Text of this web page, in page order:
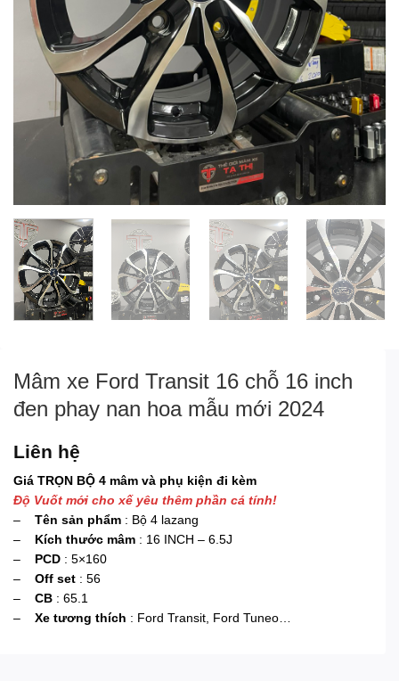
Mâm xe Ford Transit 16 chỗ 16 inch
đen phay nan hoa mẫu mới 2024
Liên hệ
Giá TRỌN BỘ 4 mâm và phụ kiện đi kèm
Độ Vuốt mới cho xế yêu thêm phần cá tính!
–
Tên sản phẩm : Bộ 4 lazang
–
Kích thước mâm : 16 INCH – 6.5J
–
PCD : 5×160
–
Off set : 56
–
CB : 65.1
–
Xe tương thích : Ford Transit, Ford Tuneo…